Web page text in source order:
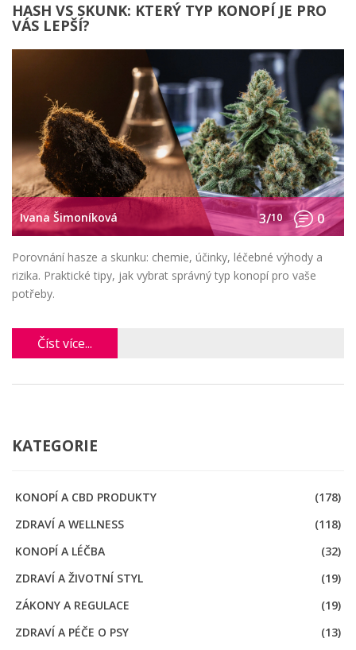
HASH VS SKUNK: KTERÝ TYP KONOPÍ JE PRO
VÁS LEPŠÍ?
Ivana Šimoníková 3/10 0
Porovnání hasze a skunku: chemie, účinky, léčebné výhody a
rizika. Praktické tipy, jak vybrat správný typ konopí pro vaše
potřeby.
Číst více...
KATEGORIE
KONOPÍ A CBD PRODUKTY
(178)
ZDRAVÍ A WELLNESS
(118)
KONOPÍ A LÉČBA
(32)
ZDRAVÍ A ŽIVOTNÍ STYL
(19)
ZÁKONY A REGULACE
(19)
ZDRAVÍ A PÉČE O PSY
(13)